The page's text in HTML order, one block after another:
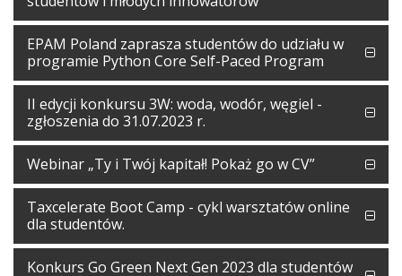
EPAM Poland zaprasza studentów do udziału w
programie Python Core Self-Paced Program
II edycji konkursu 3W: woda, wodór, węgiel -
zgłoszenia do 31.07.2023 r.
Webinar „Ty i Twój kapitał! Pokaż go w CV”
Taxcelerate Boot Camp - cykl warsztatów online
dla studentów.
Konkurs Go Green Next Gen 2023 dla studentów